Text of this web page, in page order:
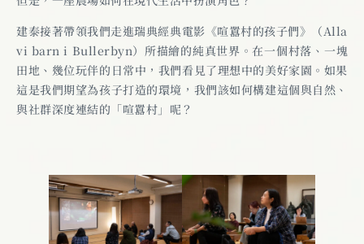
建泰接著帶領我們走進瑞典經典電影《喧囂村的孩子們》（Alla
vi barn i Bullerbyn）所描繪的純真世界。在一個村落、一塊
田地、幾位玩伴的日常中，我們看見了理想中的美好家園。如果
這是我們期望為孩子打造的環境，我們該如何構建這個與自然、
與社群深度連結的「喧囂村」呢？